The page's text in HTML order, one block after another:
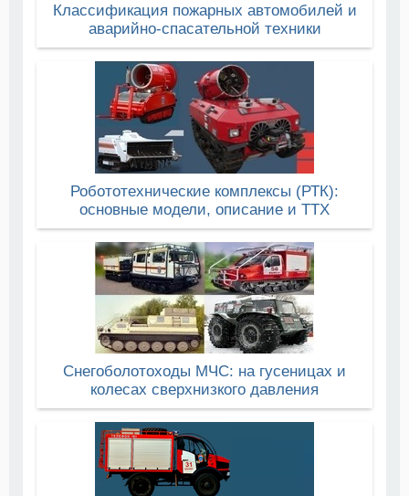
Классификация пожарных автомобилей и
аварийно-спасательной техники
Робототехнические комплексы (РТК):
основные модели, описание и ТТХ
Снегоболотоходы МЧС: на гусеницах и
колесах сверхнизкого давления